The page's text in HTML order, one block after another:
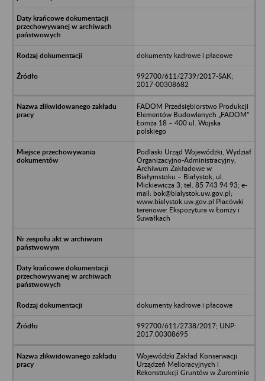
dokumenty kadrowe i płacowe
992700/611/2739/2017-SAK;
2017-00308682
FADOM Przedsiębiorstwo Produkcji
Elementów Budowlanych „FADOM”
Łomża 18 – 400 ul. Wojska
polskiego
Podlaski Urząd Wojewódzki, Wydział
Organizacyjno-Administracyjny,
Archiwum Zakładowe w
Białymstoku – Białystok, ul.
Mickiewicza 3; tel. 85 743 94 93; e-
mail: bok@bialystok.uw.gov.pl;
www.bialystok.uw.gov.pl Placówki
terenowe: Ekspozytura w Łomży i
Suwałkach
dokumenty kadrowe i płacowe
992700/611/2738/2017; UNP:
2017:00308695
Wojewódzki Zakład Konserwacji
Urządzeń Melioracyjnych i
Rekonstrukcji Gruntów w Żurominie